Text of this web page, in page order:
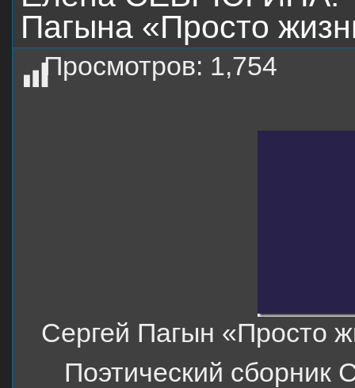
Пагына «Просто
Просмотров: 1,754
Сергей Пагын «Просто
Поэтический сборник